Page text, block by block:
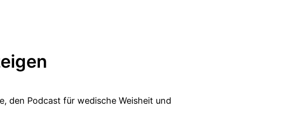
den Podcast für wedische Weisheit und